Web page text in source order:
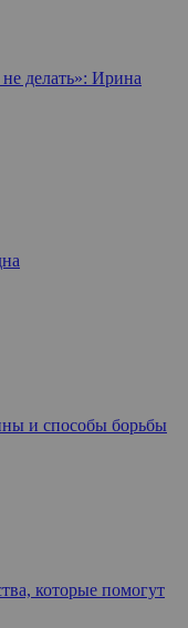
делать»: Ирина
и способы борьбы
которые помогут